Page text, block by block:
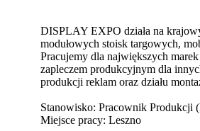
DISPLAY EXPO działa na
modułowych stoisk targowych,
Pracujemy dla największych
zapleczem produkcyjnym dla
produkcji reklam oraz działu
Stanowisko: Pracownik Produkcji
Miejsce pracy: Leszno